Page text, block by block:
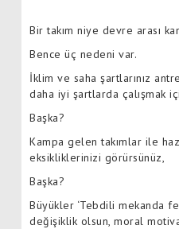
Bir takım niye devre arası
Bence üç nedeni var.
İklim ve saha şartlarınız
daha iyi şartlarda çalışmak
Başka?
Kampa gelen takımlar ile
eksikliklerinizi görürsünüz,
Başka?
Büyükler ‘Tebdili mekanda
değişiklik olsun, moral